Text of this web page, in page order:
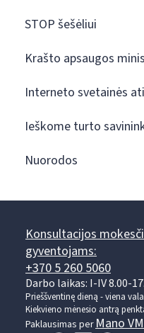
STOP šešėliui
Krašto apsaugos
Interneto svetainės
Ieškome turto
Nuorodos
Konsultacijos
gyventojams:
+370 5 260 5060
Darbo laikas: I-IV 8.00-
Prieššventinę dieną - viena
Kiekvieno mėnesio antrą
Paklausimas per Mano